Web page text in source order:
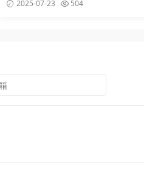
2025-07-23 504